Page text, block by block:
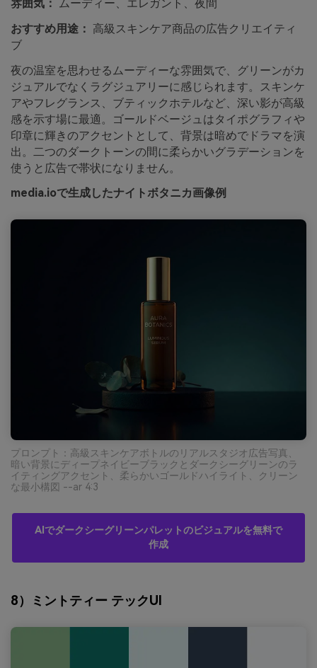
雰囲気： ムーディー、エレガント、夜間
おすすめ用途： 高級スキンケア商品の広告クリエイティ
ブ
夜の温室を思わせるムーディーな雰囲気で、グリーンがカ
ジュアルでなくラグジュアリーに感じられます。スキンケ
アやフレグランス、ブティックホテルなど、深い影が高級
感を示す場に最適。ゴールドベージュはタイポグラフィや
印章に輝きのアクセントとして、背景は暗めでドラマを演
出。二つのダークトーンの間に柔らかいグラデーションを
使うと広告で帯状になりません。
media.ioで生成したナイトボタニカ画像例
プロンプト：高級スキンケアボトルのリアルスタジオ広告写真、
暗い背景にディープネイビーブラックとダークシーグリーンのラ
イティングアクセント、柔らかいゴールドハイライト、クリーン
な最小構図 --ar 4:3
AIでダークシーグリーンパレットのビジュアルを無料で
作成
8）ミントティー テックUI